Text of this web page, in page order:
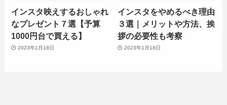
インスタ映えするおしゃれ
なプレゼント７選【予算
1000円台で買える】
2023年1月18日
インスタをやめるべき理由
３選｜メリットや方法、挨
拶の必要性も考察
2023年1月18日